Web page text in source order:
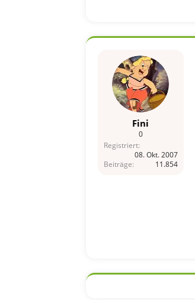
Fini
0
Registriert
08. Okt. 2007
Beiträge
11.854